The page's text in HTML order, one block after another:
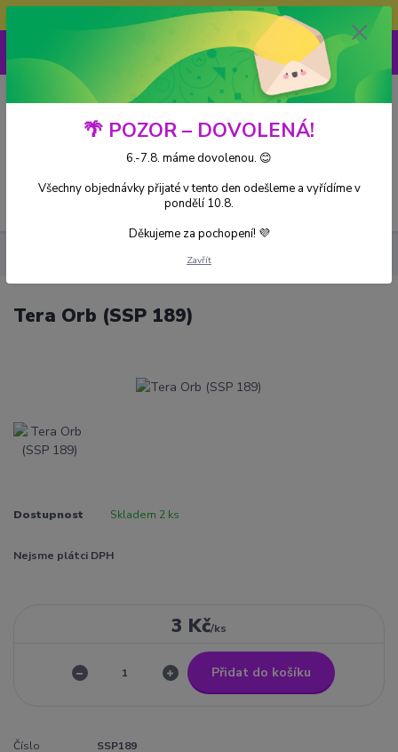
Doprava ZDARMA při nákupu nad 3000Kč
Menu
0 Kč
Scarlet & Violet
Tera Orb (SSP 189)
Dostupnost Skladem 2 ks
Nejsme plátci DPH
3 Kč/ks
Přidat do košíku
Číslo
SSP189
🌴 POZOR – DOVOLENÁ!
6.-7.8. máme dovolenou. 😊
Všechny objednávky přijaté v tento den odešleme a vyřídíme v
pondělí 10.8.
Děkujeme za pochopení! 💜
Zavřít